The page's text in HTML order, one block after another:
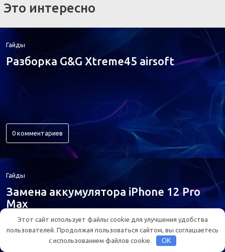
Это интересно
Гайды
Разборка G&G Xtreme45 airsoft
0 комментариев
Гайды
Замена аккумулятора iPhone 12 Pro
Max
Этот сайт использует файлы cookie для улучшения удобства
пользователей. Продолжая пользоваться сайтом, вы соглашаетесь
с использованием файлов cookie.
OK